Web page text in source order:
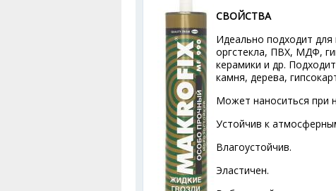
СВОЙСТВА
Идеально подходит для
оргстекла, ПВХ, МДФ,
керамики и др.
камня, дерева,
Может наноситься при
Устойчив к
Влагоустойчив.
Эластичен.